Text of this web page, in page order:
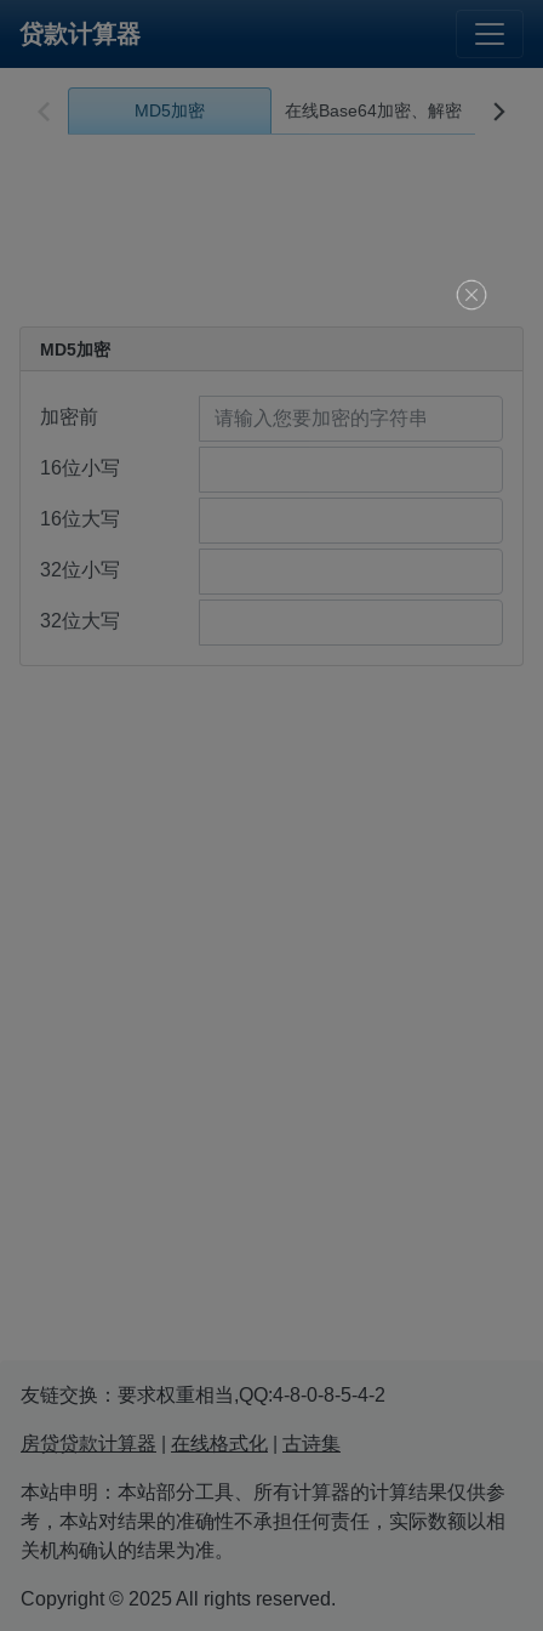
贷款计算器
MD5加密 在线Base64加密、解密 
MD5加密
加密前
16位小写
16位大写
32位小写
32位大写
友链交换：要求权重相当,QQ:4-8-0-8-5-4-2
房贷贷款计算器 在线格式化 古诗集
本站申明：本站部分工具、所有计算器的计算结果仅供参
考，本站对结果的准确性不承担任何责任，实际数额以相
关机构确认的结果为准。
Copyright © 2025 All rights reserved.